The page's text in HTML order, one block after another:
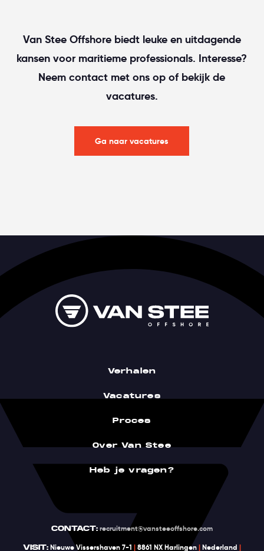
Van Stee Offshore biedt leuke en uitdagende
kansen voor maritieme professionals. Interesse?
Neem contact met ons op of bekijk de
vacatures.
Ga naar vacatures
Verhalen
Vacatures
Proces
Over Van Stee
Heb je vragen?
CONTACT: recruitment@vansteeoffshore.com
VISIT:Nieuwe Vissershaven 7-1 |8861 NX Harlingen |Nederland |